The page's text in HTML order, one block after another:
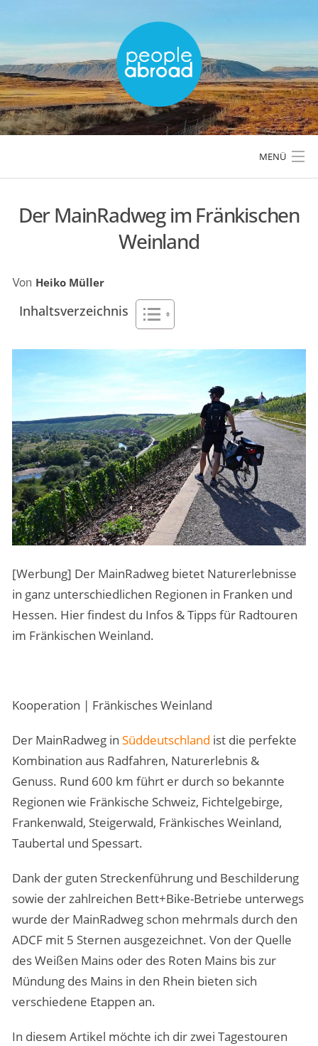
content
MENÜ
LÄNDER & REGIONEN
AKTIVREISEN & OUTDOOR
MENSCHEN & STORIES
ÜBER PEOPLE ABROAD
Der MainRadweg im Fränkischen
Weinland
Von Heiko Müller
Inhaltsverzeichnis
[Werbung] Der MainRadweg bietet Naturerlebnisse
in ganz unterschiedlichen Regionen in Franken und
Hessen. Hier findest du Infos & Tipps für Radtouren
im Fränkischen Weinland.
Kooperation | Fränkisches Weinland
Der MainRadweg in Süddeutschland ist die perfekte
Kombination aus Radfahren, Naturerlebnis &
Genuss. Rund 600 km führt er durch so bekannte
Regionen wie Fränkische Schweiz, Fichtelgebirge,
Frankenwald, Steigerwald, Fränkisches Weinland,
Taubertal und Spessart.
Dank der guten Streckenführung und Beschilderung
sowie der zahlreichen Bett+Bike-Betriebe unterwegs
wurde der MainRadweg schon mehrmals durch den
ADCF mit 5 Sternen ausgezeichnet. Von der Quelle
des Weißen Mains oder des Roten Mains bis zur
Mündung des Mains in den Rhein bieten sich
verschiedene Etappen an.
In diesem Artikel möchte ich dir zwei Tagestouren